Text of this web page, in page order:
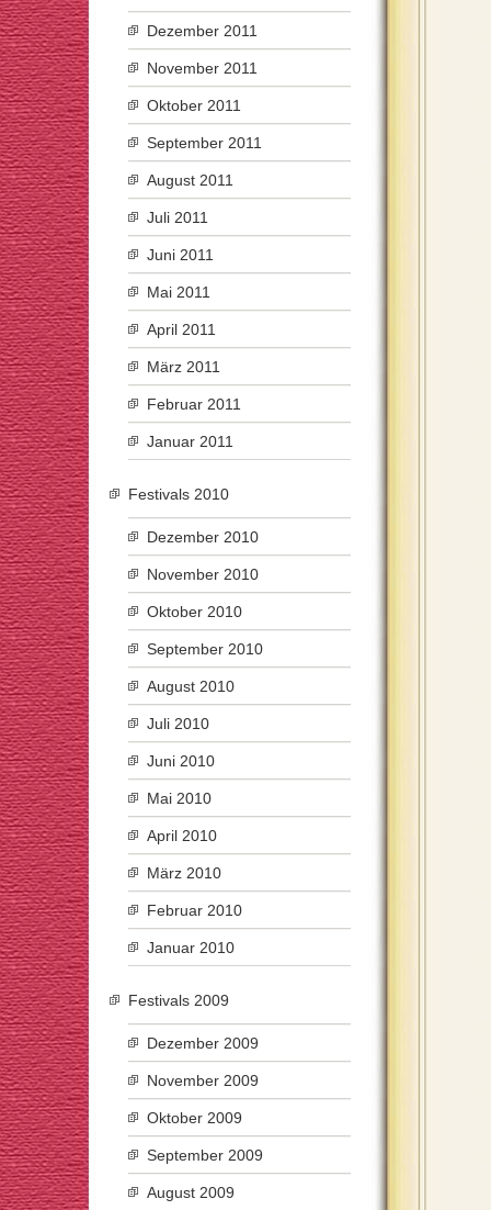
Dezember 2011
November 2011
Oktober 2011
September 2011
August 2011
Juli 2011
Juni 2011
Mai 2011
April 2011
März 2011
Februar 2011
Januar 2011
Festivals 2010
Dezember 2010
November 2010
Oktober 2010
September 2010
August 2010
Juli 2010
Juni 2010
Mai 2010
April 2010
März 2010
Februar 2010
Januar 2010
Festivals 2009
Dezember 2009
November 2009
Oktober 2009
September 2009
August 2009